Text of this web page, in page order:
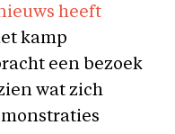
heeft
kamp
een bezoek
wat zich